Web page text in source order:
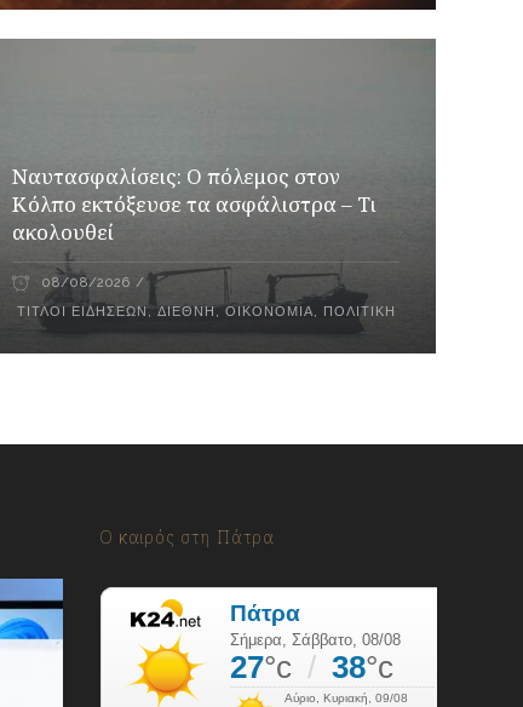
Ναυτασφαλίσεις: Ο πόλεμος στον
Κόλπο εκτόξευσε τα ασφάλιστρα – Τι
ακολουθεί
08/08/2026
ΤΊΤΛΟΙ ΕΙΔΉΣΕΩΝ,ΔΙΕΘΝΉ,ΟΙΚΟΝΟΜΊΑ, ΠΟΛΙΤΙΚΉ
Ο καιρός στη Πάτρα